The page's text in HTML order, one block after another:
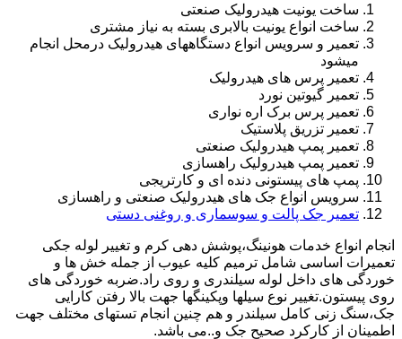
ساخت یونیت هیدرولیک صنعتی
ساخت انواع یونیت بالابری بسته به نیاز مشتری
تعمیر و سرویس انواع دستگاههای هیدرولیک درمحل انجام
میشود
تعمیر پرس های هیدرولیک
تعمیر گیوتین نورد
تعمیر پرس برک اره نواری
تعمیر تزریق پلاستیک
تعمیر پمپ هیدرولیک صنعتی
تعمیر پمپ هیدرولیک راهسازی
پمپ های پیستونی دنده ای و کارتریجی
سرویس انواع جک های هیدرولیک صنعتی و راهسازی
تعمیر جک پالت و سوسماری و روغنی دستی
انجام انواع خدمات هونینگ،پوشش دهی کرم و تغییر لوله جکی
تعمیرات اساسی شامل ترمیم کلیه عیوب از جمله خش ها و
خوردگی های داخل لوله سیلندری و روی راد.ضربه خوردگی های
روی پیستون.تغییر نوع سیلها وپکینگها جهت بالا رفتن کارایی
جک،سنگ زنی کامل سیلندر و هم چنین انجام تستهای مختلف جهت
اطمینان از کارکرد صحیح جک و..می باشد.